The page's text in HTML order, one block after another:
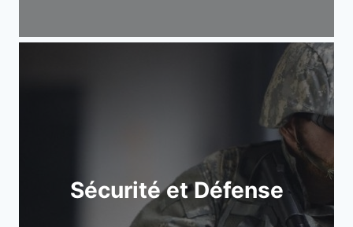
Sécurité et Défense